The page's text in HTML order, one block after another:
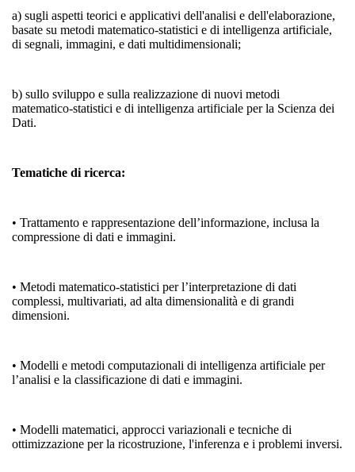
a) sugli aspetti teorici e applicativi dell'analisi e dell'elaborazione,
basate su metodi matematico-statistici e di intelligenza artificiale,
di segnali, immagini, e dati multidimensionali;
b) sullo sviluppo e sulla realizzazione di nuovi metodi
matematico-statistici e di intelligenza artificiale per la Scienza dei
Dati.
Tematiche di ricerca:
• Trattamento e rappresentazione dell’informazione, inclusa la
compressione di dati e immagini.
• Metodi matematico-statistici per l’interpretazione di dati
complessi, multivariati, ad alta dimensionalità e di grandi
dimensioni.
• Modelli e metodi computazionali di intelligenza artificiale per
l’analisi e la classificazione di dati e immagini.
• Modelli matematici, approcci variazionali e tecniche di
ottimizzazione per la ricostruzione, l'inferenza e i problemi inversi.